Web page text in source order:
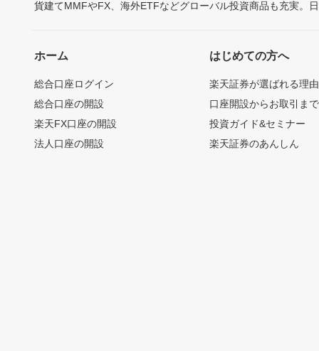
貨建てMMFやFX、海外ETFなどグローバル投資商品も充実。
ホーム
総合口座ログイン
総合口座の開設
楽天FX口座の開設
法人口座の開設
はじめての方へ
楽天証券が選ばれる理由
口座開設からお取引ま
投資ガイド&セミナー
楽天証券のあんしん